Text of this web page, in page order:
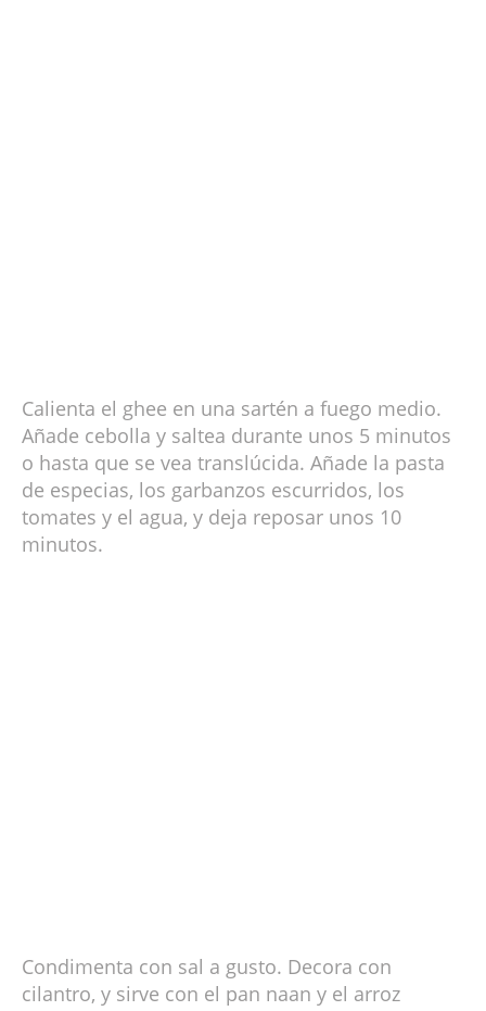
Calienta el ghee en una sartén a fuego medio.
Añade cebolla y saltea durante unos 5 minutos
o hasta que se vea translúcida. Añade la pasta
de especias, los garbanzos escurridos, los
tomates y el agua, y deja reposar unos 10
minutos.
Condimenta con sal a gusto. Decora con
cilantro, y sirve con el pan naan y el arroz